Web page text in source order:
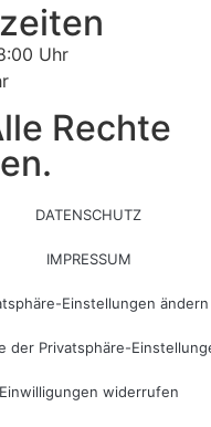
Uhr
Rechte
DATENSCHUTZ
IMPRESSUM
Einstellungen ändern
der Privatsphäre-
Einwilligungen widerrufen